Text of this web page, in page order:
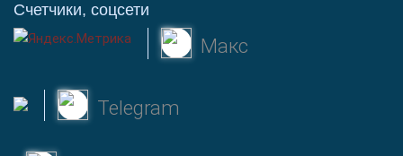
Счетчики, соцсети
Макс
Telegram